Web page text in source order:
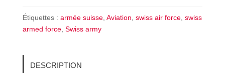
Étiquettes : armée suisse, Aviation swiss air force, swiss
armed force, Swiss army
DESCRIPTION